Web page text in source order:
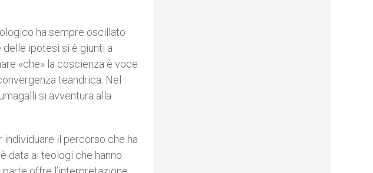
ha sempre oscillato
delle ipotesi si è giunti a
«che» la coscienza è voce
teandrica. Nel
si avventura alla
individuare il percorso che ha
data ai teologi che hanno